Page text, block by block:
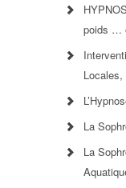
poids …
La
La